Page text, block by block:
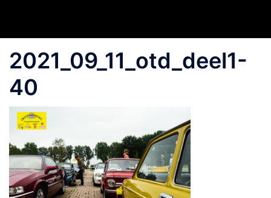
2021_09_11_otd_deel1-
40